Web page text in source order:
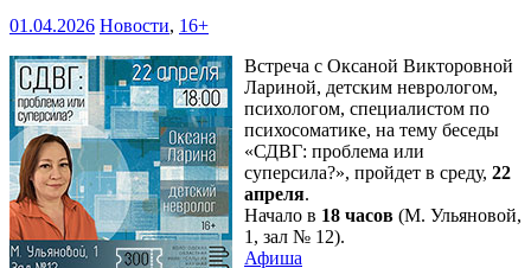
01.04.2026 Новости, 16+
Встреча с Оксаной Викторовной
Лариной, детским неврологом,
психологом, специалистом по
психосоматике, на тему беседы
«СДВГ: проблема или
суперсила?», пройдет в среду, 22
апреля.
Начало в 18 часов (М. Ульяновой,
1, зал № 12).
Афиша